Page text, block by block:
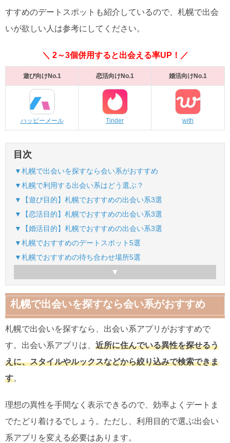
すすめのデートスポットも紹介しているので、札幌で出会
いが欲しい人は参考にしてください。
＼ 2～3個併用すると出会える率UP！／
遊び向けNo.1 恋活向けNo.1 婚活向けNo.1
ハッピーメール Tinder with
目次
▼札幌で出会いを探すなら会い系がおすすめ
▼札幌で利用する出会い系はどう選ぶ？
▼【遊び目的】札幌でおすすめの出会い系3選​
▼【恋活目的】札幌でおすすめの出会い系3選​
▼【婚活目的】札幌でおすすめの出会い系3選
▼札幌でおすすめのデートスポット5選
▼札幌でおすすめの待ち合わせ場所5選
札幌で出会いを探すなら会い系がおすすめ
札幌で出会いを探すなら、出会い系アプリがおすすめで
す。出会い系アプリは、 近所に住んでいる異性を探せるう
えに、スタイルやルックスなどから絞り込みで検索できま
す。
理想の異性を手間なく表示できるので、効率よくデートま
でたどり着けるでしょう。ただし、利用目的で選ぶ出会い
系アプリを変える必要はあります。